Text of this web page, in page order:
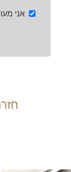
אני